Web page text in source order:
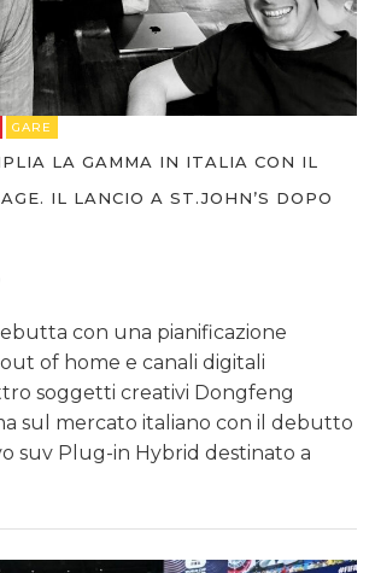
GARE
LA GAMMA IN ITALIA CON IL
IL LANCIO A ST.JOHN’S DOPO
con una pianificazione
of home e canali digitali
soggetti creativi Dongfeng
sul mercato italiano con il debutto
suv Plug-in Hybrid destinato a